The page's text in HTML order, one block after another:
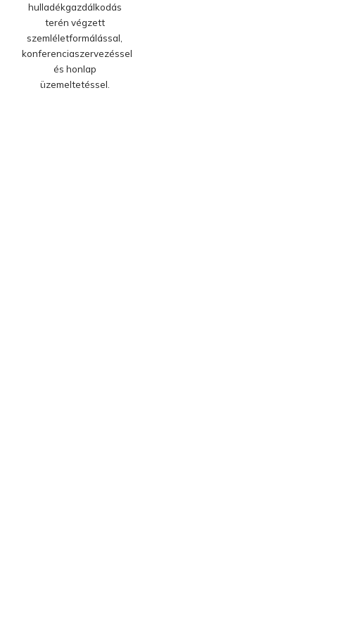
hulladékgazdálkodás
terén végzett
szemléletformálással,
konferenciaszervezéssel
és honlap
üzemeltetéssel.